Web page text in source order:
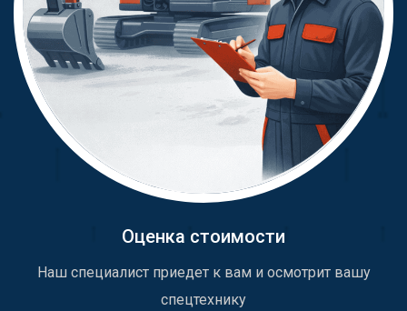
Оценка стоимости
Наш специалист приедет к вам и осмотрит вашу
спецтехнику